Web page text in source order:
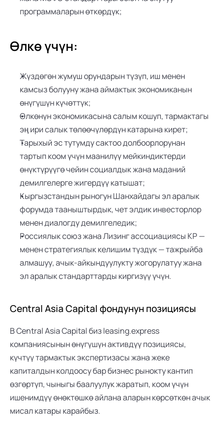
программаларын өткөрдүк;
Өлкө үчүн:
Жүздөгөн жумуш орундарын түзүп, иш менен
камсыз болууну жана аймактык экономиканын
өнүгүшүн күчөттүк;
Өлкөнүн экономикасына салым кошуп, тармактагы
эң ири салык төлөөчүлөрдүн катарына кирет;
Тарыхый эс тутумду сактоо долбоорлорунан
тартып коом үчүн маанилүү мейкиндиктерди
өнүктүрүүгө чейин социалдык жана маданий
демилгелерге жигердүү катышат;
Кыргызстандын рыногун Шанхайдагы эл аралык
форумда тааныштырдык, чет элдик инвесторлор
менен диалогду демилгеледик;
Россиялык союз жана Лизинг ассоциациясы КР —
менен стратегиялык келишим түздүк — тажрыйба
алмашуу, ачык-айкындуулукту жогорулатуу жана
эл аралык стандарттарды киргизүү үчүн.
Central Asia Capital фондунун позициясы
В Central Asia Capital биз leasing.express
компаниясынын өнүгүшүн активдүү позициясы,
күчтүү тармактык экспертизасы жана жеке
капиталдын колдоосу бар бизнес рынокту кантип
өзгөртүп, чыныгы баалуулук жаратып, коом үчүн
ишенимдүү өнөктөшкө айлана аларын көрсөткөн ачык
мисал катары карайбыз.